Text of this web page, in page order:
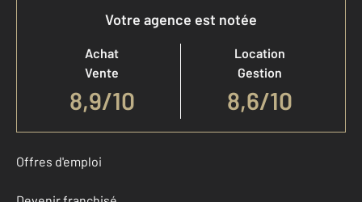
Votre agence est notée
Achat
Vente
8,9/10
Location
Gestion
8,6/10
Offres d'emploi